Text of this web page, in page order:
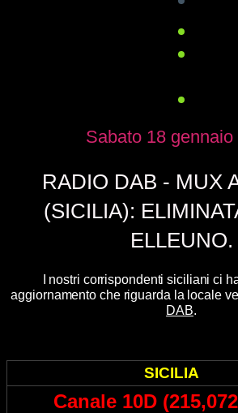
Sabato 18 gennaio
RADIO DAB - MUX
(SICILIA):
ELLEUNO.
I nostri corrispondenti siciliani ci
aggiornamento che riguarda la locale
DAB.
SICILIA
Canale 10D